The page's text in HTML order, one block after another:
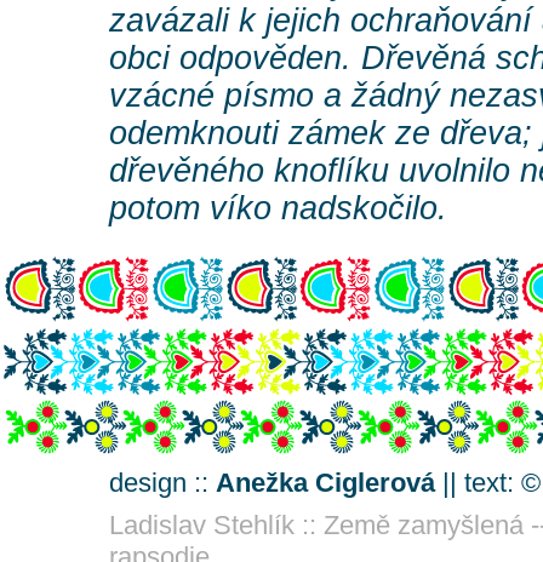
zavázali k jejich
obci odpověden. Dřevěná
vzácné písmo a žádný
odemknouti zámek ze
dřevěného knoflíku uvolnilo
potom víko nadskočilo.
design :: Anežka Ciglerová|| text: ©
Ladislav Stehlík :: Země zamyšlená